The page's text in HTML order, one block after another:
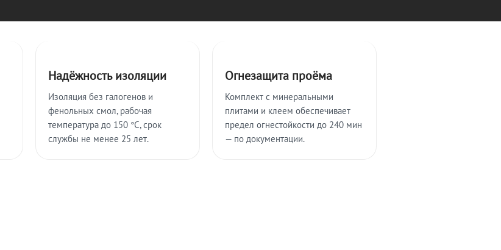
Надёжность изоляции
Изоляция без галогенов и
фенольных смол, рабочая
температура до 150 °C, срок
службы не менее 25 лет.
Огнезащита проёма
Комплект с минеральными
плитами и клеем обеспечивает
предел огнестойкости до 240 мин
— по документации.